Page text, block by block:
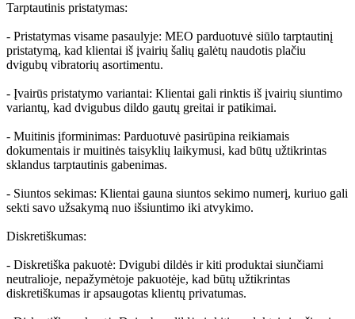
Tarptautinis pristatymas:
- Pristatymas visame pasaulyje: MEO parduotuvė siūlo tarptautinį
pristatymą, kad klientai iš įvairių šalių galėtų naudotis plačiu
dvigubų vibratorių asortimentu.
- Įvairūs pristatymo variantai: Klientai gali rinktis iš įvairių siuntimo
variantų, kad dvigubus dildo gautų greitai ir patikimai.
- Muitinis įforminimas: Parduotuvė pasirūpina reikiamais
dokumentais ir muitinės taisyklių laikymusi, kad būtų užtikrintas
sklandus tarptautinis gabenimas.
- Siuntos sekimas: Klientai gauna siuntos sekimo numerį, kuriuo gali
sekti savo užsakymą nuo išsiuntimo iki atvykimo.
Diskretiškumas:
- Diskretiška pakuotė: Dvigubi dildės ir kiti produktai siunčiami
neutralioje, nepažymėtoje pakuotėje, kad būtų užtikrintas
diskretiškumas ir apsaugotas klientų privatumas.